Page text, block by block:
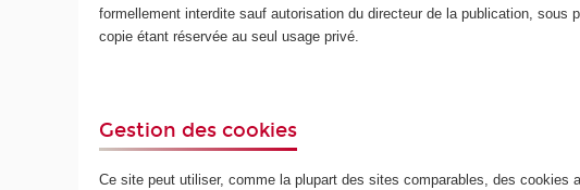
formellement interdite sauf autorisation du directeur de la publication,
copie étant réservée au seul usage privé.
Gestion des cookies
Ce site peut utiliser, comme la plupart des sites comparables, des